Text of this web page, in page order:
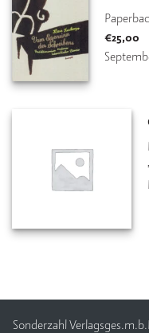
€25,00
Sonderzahl